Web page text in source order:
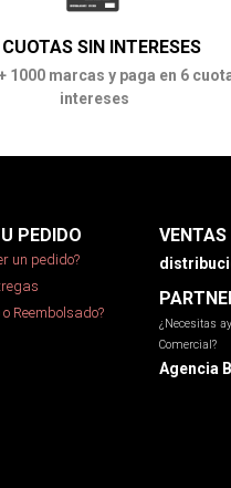
SIN INTERESES
1000 marcas y paga en 6
intereses
PEDIDO
un pedido?
Reembolsado?
¿Necesitas
Comercial?
Agencia